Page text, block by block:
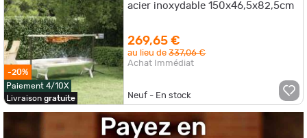
-20%
Paiement 4/10X
Livraison gratuite
acier inoxydable 150x46,5x82,5cm
269,65 €
au lieu de337,06 €
Achat Immédiat
Neuf - En stock